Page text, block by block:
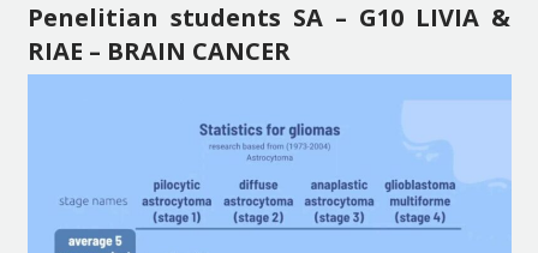
Penelitian students SA – G10 LIVIA &
RIAE – BRAIN CANCER